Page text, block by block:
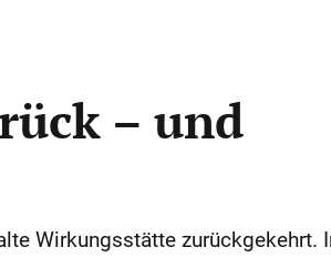
– und
Wirkungsstätte zurückgekehrt.